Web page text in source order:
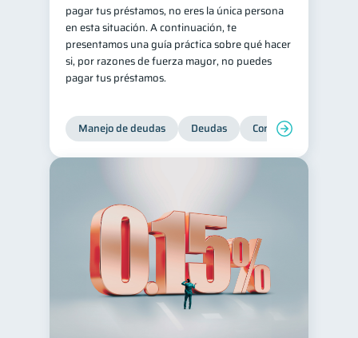
pagar tus préstamos, no eres la única persona
en esta situación. A continuación, te
presentamos una guía práctica sobre qué hacer
si, por razones de fuerza mayor, no puedes
pagar tus préstamos.
Manejo de deudas Deudas Control de deudas